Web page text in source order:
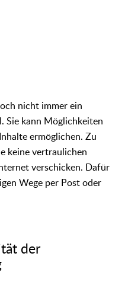
nicht immer ein
Sie kann Möglichkeiten
ermöglichen. Zu
keine vertraulichen
verschicken. Dafür
Wege per Post oder
der